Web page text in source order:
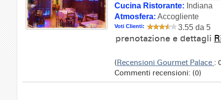
Cucina Ristorante: Indiana
Atmosfera: Accogliente
Voti Clienti: 3.55 da 5
prenotazione e dettagli
(Recensioni Gourmet Palace :
Commenti recensioni: (0)